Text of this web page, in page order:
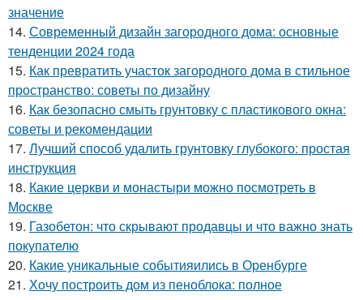
значение
14. Современный дизайн загородного дома: основные
тенденции 2024 года
15. Как превратить участок загородного дома в стильное
пространство: советы по дизайну
16. Как безопасно смыть грунтовку с пластикового окна:
советы и рекомендации
17. Лучший способ удалить грунтовку глубокого: простая
инструкция
18. Какие церкви и монастыри можно посмотреть в
Москве
19. Газобетон: что скрывают продавцы и что важно знать
покупателю
20. Какие уникальные событияились в Оренбурге
21. Хочу построить дом из пеноблока: полное